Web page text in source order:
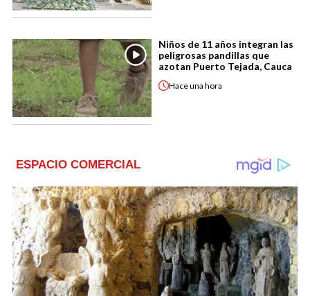
Niños de 11 años integran las
peligrosas pandillas que
azotan Puerto Tejada, Cauca
Haceuna hora